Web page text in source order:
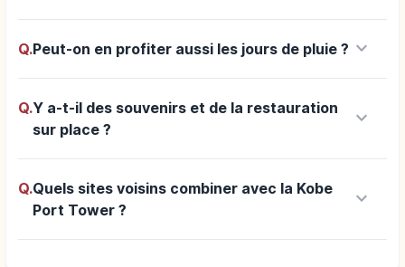
Q.Peut-on en profiter aussi les jours de pluie ? keyboard_arrow_down
Q.Y a-t-il des souvenirs et de la restauration
sur place ?
keyboard_arrow_down
Q.Quels sites voisins combiner avec la Kobe
Port Tower ?
keyboard_arrow_down